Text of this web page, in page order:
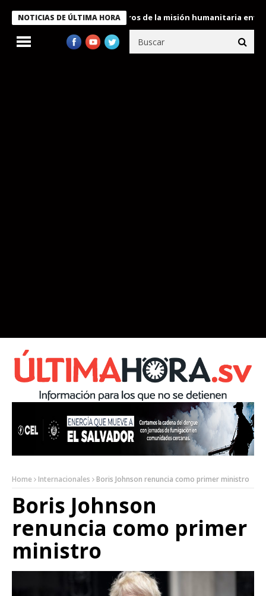
NOTICIAS DE ÚLTIMA HORA
Bukele condecora a miembros de la misión humanitaria enviada
Home Internacionales Boris Johnson renuncia como primer ministro
Boris Johnson
renuncia como primer
ministro